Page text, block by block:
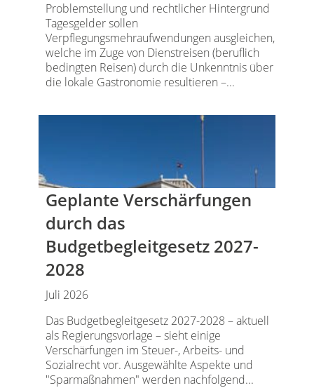
Problemstellung und rechtlicher Hintergrund
Tagesgelder sollen
Verpflegungsmehraufwendungen ausgleichen,
welche im Zuge von Dienstreisen (beruflich
bedingten Reisen) durch die Unkenntnis über
die lokale Gastronomie resultieren –...
Geplante Verschärfungen
durch das
Budgetbegleitgesetz 2027-
2028
Juli 2026
Das Budgetbegleitgesetz 2027-2028 – aktuell
als Regierungsvorlage – sieht einige
Verschärfungen im Steuer-, Arbeits- und
Sozialrecht vor. Ausgewählte Aspekte und
"Sparmaßnahmen" werden nachfolgend...